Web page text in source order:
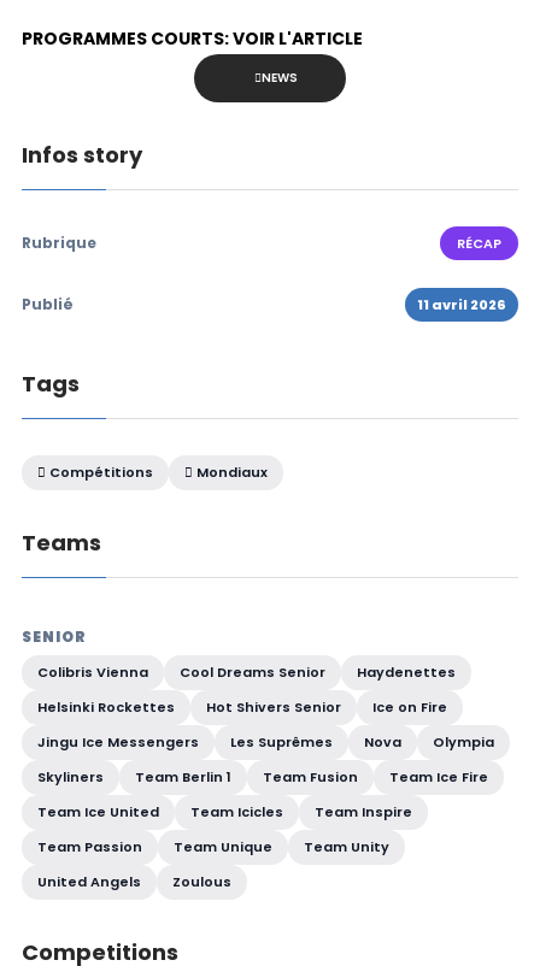
PROGRAMMES COURTS: VOIR L'ARTICLE
NEWS
Infos story
Rubrique RÉCAP
Publié 11 avril 2026
Tags
Compétitions Mondiaux
Teams
SENIOR
Colibris Vienna Cool Dreams Senior
Haydenettes
Helsinki Rockettes
Hot Shivers Senior
Ice on Fire
Jingu Ice Messengers
Les Suprêmes Nova
Olympia
Skyliners
Team Berlin 1 Team Fusion
Team Ice Fire
Team Ice United
Team Icicles
Team Inspire
Team Passion
Team Unique
Team Unity
United Angels
Zoulous
Competitions